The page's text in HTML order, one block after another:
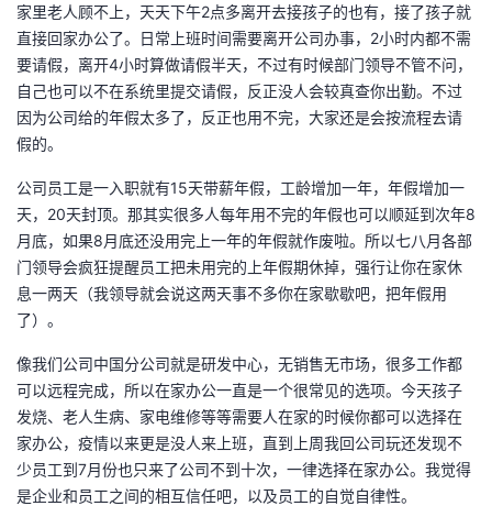
家里老人顾不上，天天下午2点多离开去接孩子的也有，接了孩子就
直接回家办公了。日常上班时间需要离开公司办事，2小时内都不需
要请假，离开4小时算做请假半天，不过有时候部门领导不管不问，
自己也可以不在系统里提交请假，反正没人会较真查你出勤。不过
因为公司给的年假太多了，反正也用不完，大家还是会按流程去请
假的。
公司员工是一入职就有15天带薪年假，工龄增加一年，年假增加一
天，20天封顶。那其实很多人每年用不完的年假也可以顺延到次年8
月底，如果8月底还没用完上一年的年假就作废啦。所以七八月各部
门领导会疯狂提醒员工把未用完的上年假期休掉，强行让你在家休
息一两天（我领导就会说这两天事不多你在家歇歇吧，把年假用
了）。
像我们公司中国分公司就是研发中心，无销售无市场，很多工作都
可以远程完成，所以在家办公一直是一个很常见的选项。今天孩子
发烧、老人生病、家电维修等等需要人在家的时候你都可以选择在
家办公，疫情以来更是没人来上班，直到上周我回公司玩还发现不
少员工到7月份也只来了公司不到十次，一律选择在家办公。我觉得
是企业和员工之间的相互信任吧，以及员工的自觉自律性。